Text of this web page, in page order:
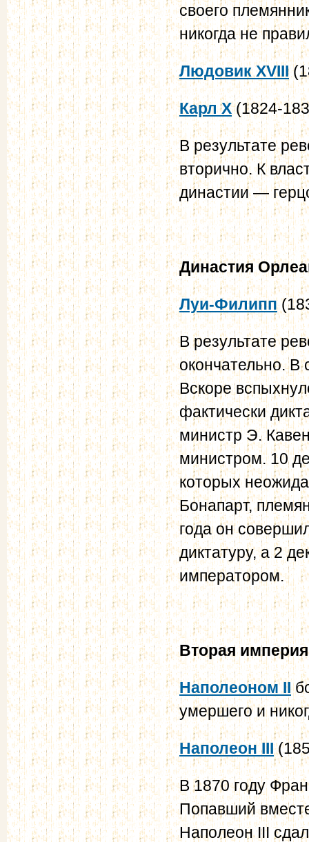
своего
никогда не
Людовик XVIII
Карл Х(1824-
В результате
вторично. К
династии —
Династия
Луи-Филипп
В результате
окончательно. В
Вскоре
фактически
министр Э.
министром. 10
которых
Бонапарт,
года он
диктатуру, а 2
императором.
Вторая
Наполеоном II
умершего и
Наполеон III
В 1870 году
Попавший
Наполеон III